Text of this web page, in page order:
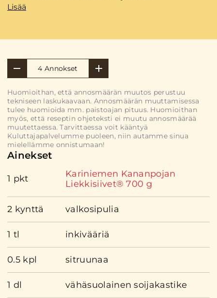
maustamattomia siipiä vai esimerkiksi
Lisää
4 Annokset
Huomioithan, että annosmäärän muutos perustuu
tekniseen laskukaavaan. Annosmäärän muuttamisessa
tulee huomioida mm. paistoajan pituus. Huomioithan
myös, että reseptin ohjeteksti ei muutu annosmäärää
muutettaessa. Tarvittaessa voit kääntyä
Kuluttajapalvelumme puoleen, niin autamme sinua
mielellämme onnistumaan!
Ainekset
1 pkt
Kariniemen Kananpojan
Liekkisiivet® 700 g
2 kynttä valkosipulia
1 tl inkivääriä
0.5 kpl sitruunaa
1 dl vähäsuolainen soijakastike